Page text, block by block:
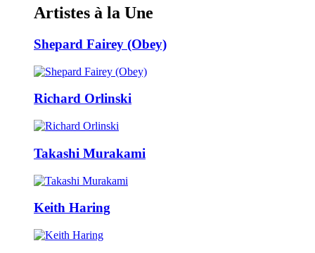
Artistes à la Une
Shepard Fairey (Obey)
Richard Orlinski
Takashi Murakami
Keith Haring